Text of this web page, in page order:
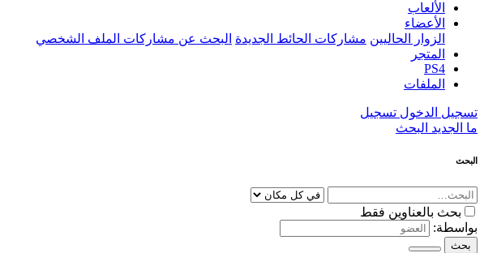
الألعاب
الأعضاء
الزوار الحاليين مشاركات الحائط الجديدة البحث عن مشاركات الملف الشخصي
المتجر
PS4
الملفات
تسجيل الدخول تسجيل
ما الجديد البحث
البحث
بحث بالعناوين فقط
بواسطة:
بحث